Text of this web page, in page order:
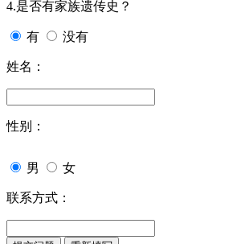
4.是否有家族遗传史？
有 没有
姓名：
性别：
男 女
联系方式：